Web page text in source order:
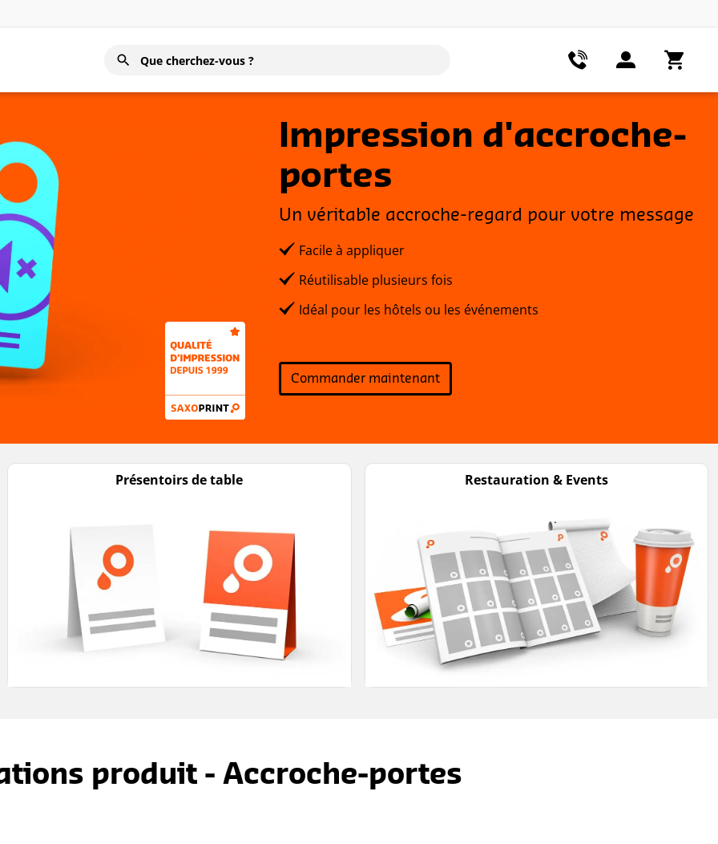
Impression d'accroche-
portes
Un véritable accroche-regard pour votre message
Facile à appliquer
Réutilisable plusieurs fois
Idéal pour les hôtels ou les événements
Commander maintenant
Présentoirs de table Restauration & Events
produit - Accroche-portes